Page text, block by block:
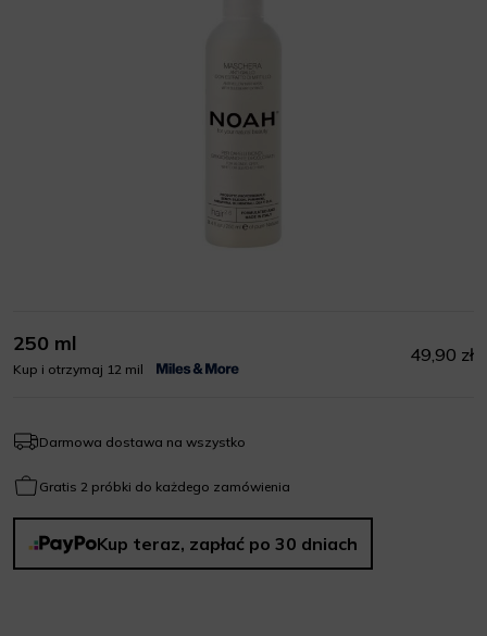
250 ml
Kup i otrzymaj 12 mil
49,90 zł
Darmowa dostawa na wszystko
Gratis 2 próbki do każdego zamówienia
Kup teraz, zapłać po 30 dniach